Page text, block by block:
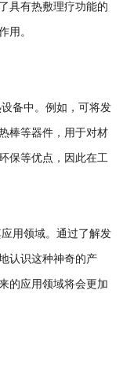
具有热敷理疗功能的
用。
备中。例如，可将发
棒等器件，用于对材
保等优点，因此在工
用领域。通过了解发
认识这种神奇的产
的应用领域将会更加